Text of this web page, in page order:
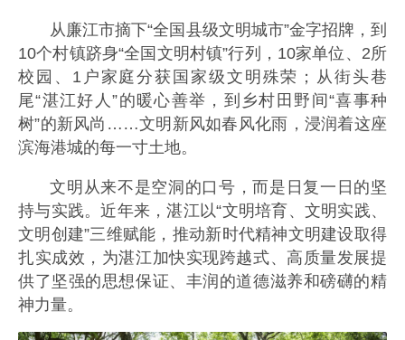
从廉江市摘下“全国县级文明城市”金字招牌，到
10个村镇跻身“全国文明村镇”行列，10家单位、2所
校园、1户家庭分获国家级文明殊荣；从街头巷
尾“湛江好人”的暖心善举，到乡村田野间“喜事种
树”的新风尚……文明新风如春风化雨，浸润着这座
滨海港城的每一寸土地。
文明从来不是空洞的口号，而是日复一日的坚
持与实践。近年来，湛江以“文明培育、文明实践、
文明创建”三维赋能，推动新时代精神文明建设取得
扎实成效，为湛江加快实现跨越式、高质量发展提
供了坚强的思想保证、丰润的道德滋养和磅礴的精
神力量。